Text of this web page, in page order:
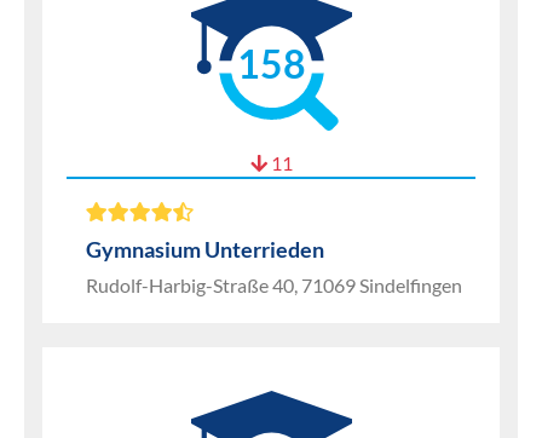
158
11
Gymnasium Unterrieden
Rudolf-Harbig-Straße 40, 71069 Sindelfingen